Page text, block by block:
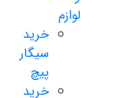
لوازم
خرید
سیگار
پیچ
خرید